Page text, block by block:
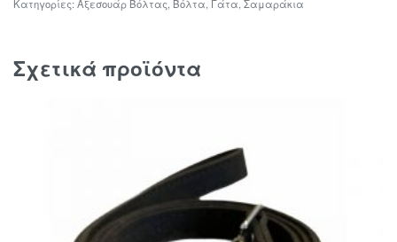
Κατηγορίες: Αξεσουάρ Βόλτας Βόλτα Γάτα Σαμαράκια
Σχετικά προϊόντα